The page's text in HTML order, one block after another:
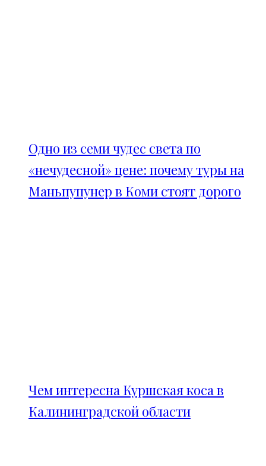
Одно из семи чудес света по
«нечудесной» цене: почему туры на
Маньпупунер в Коми стоят дорого
Чем интересна Куршская коса в
Калининградской области